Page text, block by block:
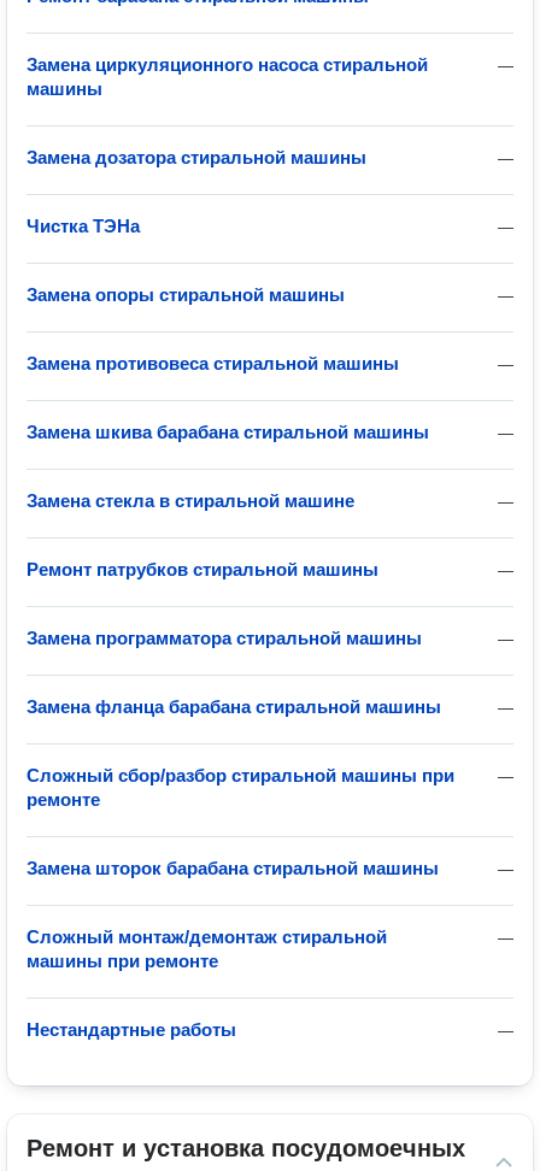
—
Замена циркуляционного насоса стиральной
машины
—
Замена дозатора стиральной машины
—
Чистка ТЭНа
—
Замена опоры стиральной машины
—
Замена противовеса стиральной машины
—
Замена шкива барабана стиральной машины
—
Замена стекла в стиральной машине
—
Ремонт патрубков стиральной машины
—
Замена программатора стиральной машины
—
Замена фланца барабана стиральной машины
—
Сложный сбор/разбор стиральной машины при
ремонте
—
Замена шторок барабана стиральной машины
—
Сложный монтаж/демонтаж стиральной
машины при ремонте
—
Нестандартные работы
Ремонт и установка посудомоечных